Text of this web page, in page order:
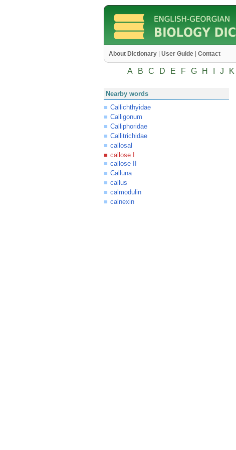
About Dictionary User Guide Contact
A B C D E F G H J K
Nearby words
Callichthyidae
Calligonum
Calliphoridae
Callitrichidae
callosal
callose I
callose II
Calluna
callus
calmodulin
calnexin